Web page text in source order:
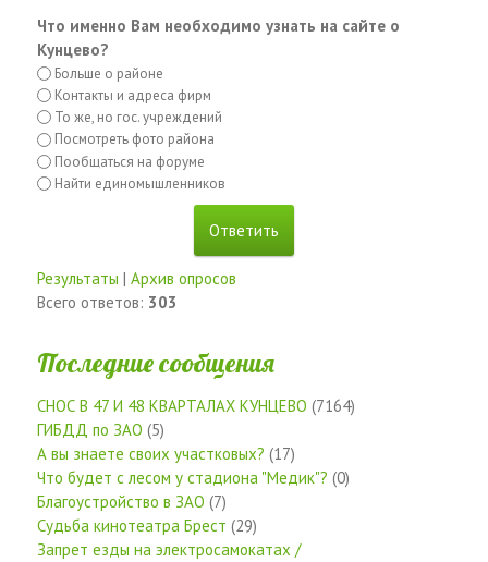
Что именно Вам необходимо узнать на сайте о
Кунцево?
Больше о районе
Контакты и адреса фирм
То же, но гос. учреждений
Посмотреть фото района
Пообщаться на форуме
Найти единомышленников
Результаты | Архив опросов
Всего ответов: 303
Последние сообщения
СНОС В 47 И 48 КВАРТАЛАХ КУНЦЕВО (7164)
ГИБДД по ЗАО (5)
А вы знаете своих участковых? (17)
Что будет с лесом у стадиона "Медик"? (0)
Благоустройство в ЗАО (7)
Судьба кинотеатра Брест (29)
Запрет езды на электросамокатах /